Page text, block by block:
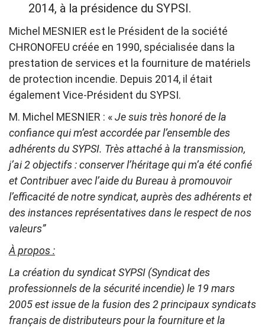
2014, à la présidence du SYPSI.
Michel MESNIER est le Président de la société
CHRONOFEU créée en 1990, spécialisée dans la
prestation de services et la fourniture de matériels
de protection incendie. Depuis 2014, il était
également Vice-Président du SYPSI.
M. Michel MESNIER : «Je suis très honoré de la
confiance qui m’est accordée par l’ensemble des
adhérents du SYPSI. Très attaché à la transmission,
j’ai 2 objectifs : conserver l’héritage qui m’a été confié
et Contribuer avec l’aide du Bureau à promouvoir
l’efficacité de notre syndicat, auprès des adhérents et
des instances représentatives dans le respect de nos
valeurs”
À propos :
La création du syndicat SYPSI (Syndicat des
professionnels de la sécurité incendie) le 19 mars
2005 est issue de la fusion des 2 principaux syndicats
français de distributeurs pour la fourniture et la